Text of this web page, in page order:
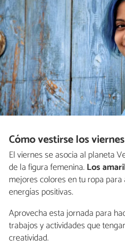
Cómo vestirse los viernes
El viernes se asocia al planeta
de la figura femenina. Los
mejores colores en tu ropa
energías positivas.
Aprovecha esta jornada para
trabajos y actividades que
creatividad.